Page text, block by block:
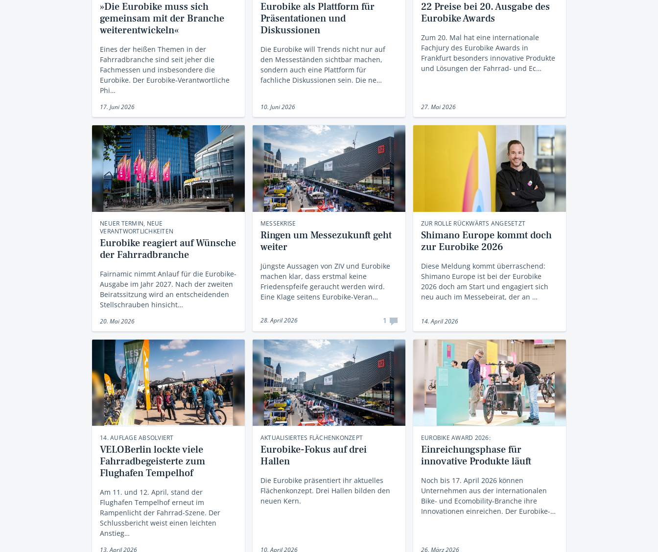
»Die Eurobike muss sich
gemeinsam mit der Branche
weiterentwickeln«
Eines der heißen Themen in der
Fahrradbranche sind seit jeher die
Fachmessen und insbesondere die
Eurobike. Der Eurobike-Verantwortliche
Phi…
17. Juni 2026
Eurobike als Plattform für
Präsentationen und
Diskussionen
Die Eurobike will Trends nicht nur auf
den Messeständen sichtbar machen,
sondern auch eine Plattform für
fachliche Diskussionen sein. Die ne…
10. Juni 2026
22 Preise bei 20. Ausgabe des
Eurobike Awards
Zum 20. Mal hat eine internationale
Fachjury des Eurobike Awards in
Frankfurt besonders innovative Produkte
und Lösungen der Fahrrad- und Ec…
27. Mai 2026
NEUER TERMIN, NEUE
VERANTWORTLICHKEITEN
Eurobike reagiert auf Wünsche
der Fahrradbranche
Fairnamic nimmt Anlauf für die Eurobike-
Ausgabe im Jahr 2027. Nach der zweiten
Beiratssitzung wird an entscheidenden
Stellschrauben hinsicht…
20. Mai 2026
MESSEKRISE
Ringen um Messezukunft geht
weiter
Jüngste Aussagen von ZIV und Eurobike
machen klar, dass erstmal keine
Friedenspfeife geraucht werden wird.
Eine Klage seitens Eurobike-Veran…
28. April 2026 1
ZUR ROLLE RÜCKWÄRTS ANGESETZT
Shimano Europe kommt doch
zur Eurobike 2026
Diese Meldung kommt überraschend:
Shimano Europe ist bei der Eurobike
2026 doch am Start und engagiert sich
neu auch im Messebeirat, der an …
14. April 2026
14. AUFLAGE ABSOLVIERT
VELOBerlin lockte viele
Fahrradbegeisterte zum
Flughafen Tempelhof
Am 11. und 12. April, stand der
Flughafen Tempelhof erneut im
Rampenlicht der Fahrrad-Szene. Der
Schlussbericht weist einen leichten
Anstieg…
13. April 2026
AKTUALISIERTES FLÄCHENKONZEPT
Eurobike-Fokus auf drei
Hallen
Die Eurobike präsentiert ihr aktuelles
Flächenkonzept. Drei Hallen bilden den
neuen Kern.
10. April 2026
EUROBIKE AWARD 2026:
Einreichungsphase für
innovative Produkte läuft
Noch bis 17. April 2026 können
Unternehmen aus der internationalen
Bike- und Ecomobility-Branche ihre
Innovationen einreichen. Der Eurobike-…
26. März 2026